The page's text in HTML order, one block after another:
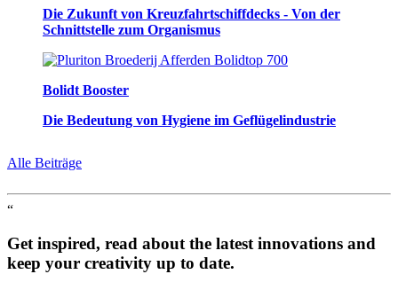
Die Zukunft von Kreuzfahrtschiffdecks - Von der
Schnittstelle zum Organismus
Bolidt Booster
Die Bedeutung von Hygiene im Geflügelindustrie
Alle Beiträge
“
Get inspired, read about the latest innovations and
keep your creativity up to date.